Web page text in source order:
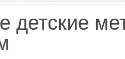
детские